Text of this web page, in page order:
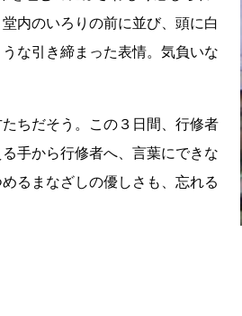
内のいろりの前に並び、頭に白
な引き締まった表情。気負いな
ちだそう。この３日間、行修者
手から行修者へ、言葉にできな
るまなざしの優しさも、忘れる